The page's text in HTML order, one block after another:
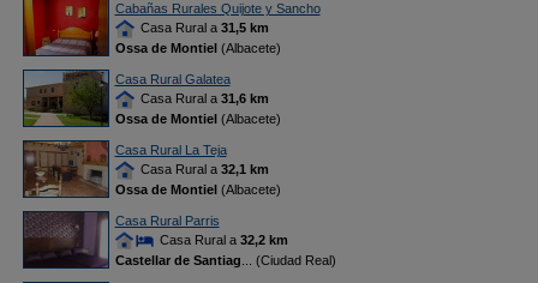
Cabañas Rurales Quijote y Sancho
Casa Rural a 31,5 km
Ossa de Montiel(Albacete)
Casa Rural Galatea
Casa Rural a 31,6 km
Ossa de Montiel(Albacete)
Casa Rural La Teja
Casa Rural a 32,1 km
Ossa de Montiel(Albacete)
Casa Rural Parris
Casa Rural a 32,2 km
Castellar de Santiag ... (Ciudad Real)